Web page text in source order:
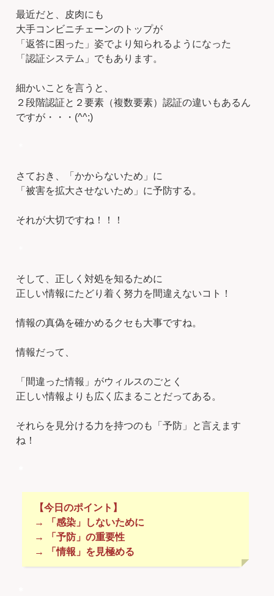
最近だと、皮肉にも
大手コンビニチェーンのトップが
「返答に困った」姿でより知られるようになった
「認証システム」でもあります。
細かいことを言うと、
２段階認証と２要素（複数要素）認証の違いもあるん
ですが・・・(^^;)
さておき、「かからないため」に
「被害を拡大させないため」に予防する。
それが大切ですね！！！
そして、正しく対処を知るために
正しい情報にたどり着く努力を間違えないコト！
情報の真偽を確かめるクセも大事ですね。
情報だって、
「間違った情報」がウィルスのごとく
正しい情報よりも広く広まることだってある。
それらを見分ける力を持つのも「予防」と言えます
ね！
【今日のポイント】
→ 「感染」しないために
→ 「予防」の重要性
→ 「情報」を見極める